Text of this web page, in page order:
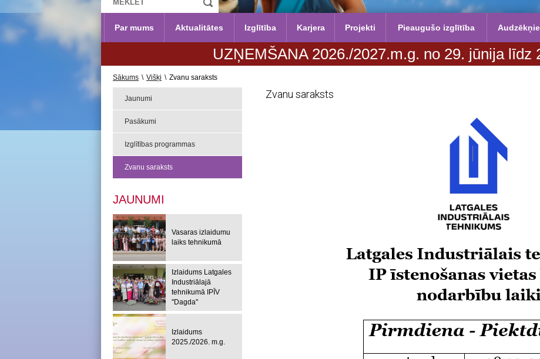
Par mums Aktualitātes Izglītība Karjera Projekti Pieaugušo izglītība
UZŅEMŠANA 2026./2027.m.g. no 29. jūnija līdz 20.
Sākums \ Višķi \ Zvanu saraksts
Jaunumi
Pasākumi
Izglītības programmas
Zvanu saraksts
JAUNUMI
Vasaras izlaidumu
laiks tehnikumā
Izlaidums Latgales
Industriālajā
tehnikumā IPĪV
"Dagda"
Izlaidums
2025./2026. m.g.
Zvanu saraksts